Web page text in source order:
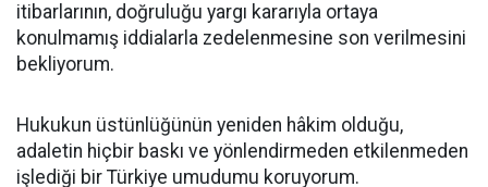
itibarlarının, doğruluğu yargı kararıyla ortaya
konulmamış iddialarla zedelenmesine son verilmesini
bekliyorum.
Hukukun üstünlüğünün yeniden hâkim olduğu,
adaletin hiçbir baskı ve yönlendirmeden etkilenmeden
işlediği bir Türkiye umudumu koruyorum.